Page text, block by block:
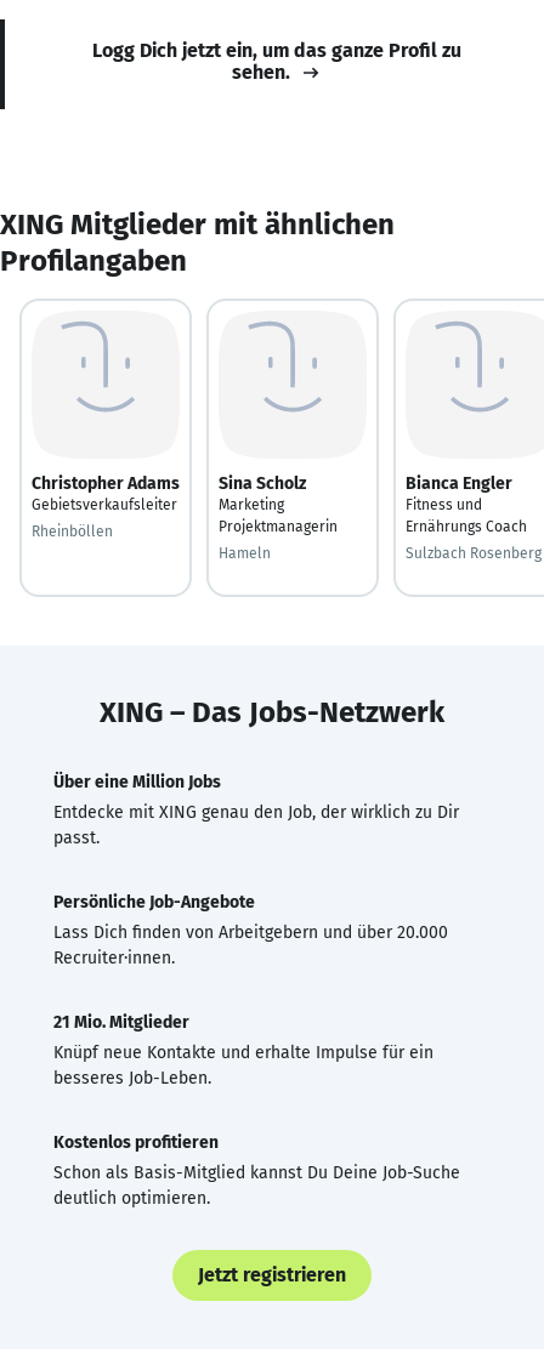
Logg Dich jetzt ein, um das ganze Profil zu
sehen.
XING Mitglieder mit ähnlichen
Profilangaben
Christopher Adams
Gebietsverkaufsleiter
Rheinböllen
Sina Scholz
Marketing
Projektmanagerin
Hameln
Bianca Engler
Fitness und
Ernährungs Coach
Sulzbach Rosenberg
XING – Das Jobs-Netzwerk
Über eine Million Jobs
Entdecke mit XING genau den Job, der wirklich zu Dir
passt.
Persönliche Job-Angebote
Lass Dich finden von Arbeitgebern und über 20.000
Recruiter·innen.
21 Mio. Mitglieder
Knüpf neue Kontakte und erhalte Impulse für ein
besseres Job-Leben.
Kostenlos profitieren
Schon als Basis-Mitglied kannst Du Deine Job-Suche
deutlich optimieren.
Jetzt registrieren